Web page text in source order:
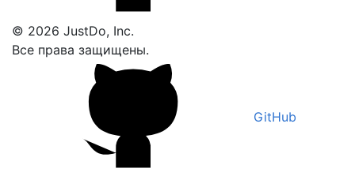
© 2026 JustDo, Inc.
Все права защищены.
GitHub